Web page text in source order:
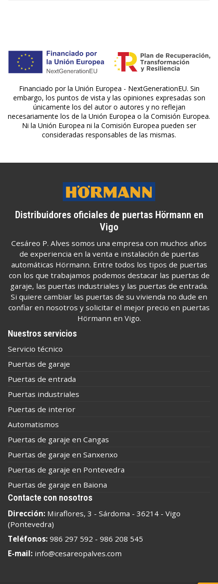
Financiado por la Unión Europea - NextGenerationEU. Sin
embargo, los puntos de vista y las opiniones expresadas son
únicamente los del autor o autores y no reflejan
necesariamente los de la Unión Europea o la Comisión Europea.
Ni la Unión Europea ni la Comisión Europea pueden ser
consideradas responsables de las mismas.
Distribuidores oficiales de puertas Hörmann en
Vigo
Cesáreo P. Alves somos una empresa con muchos años
de experiencia en la venta e instalación de puertas
automáticas Hörmann. Entre todos los tipos de puertas
con los que trabajamos podemos destacar las puertas de
garaje, las puertas industriales y las puertas de entrada.
Si quiere cambiar las puertas de su vivienda no dude en
confiar en nosotros y solicitar el mejor precio en puertas
Hörmann en Vigo.
Nuestros servicios
Servicio técnico
Puertas de garaje
Puertas de entrada
Puertas industriales
Puertas de interior
Automatismos
Puertas de garaje en Cangas
Puertas de garaje en Sanxenxo
Puertas de garaje en Pontevedra
Puertas de garaje en Baiona
Contacte con nosotros
Dirección: Miraflores, 3 - Sárdoma - 36214 - Vigo
(Pontevedra)
Teléfonos: 986 297 592 - 986 208 545
E-mail: info@cesareopalves.com